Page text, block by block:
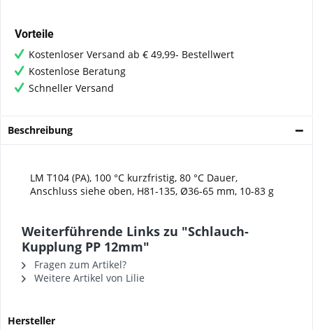
Vorteile
Kostenloser Versand ab € 49,99- Bestellwert
Kostenlose Beratung
Schneller Versand
Beschreibung
LM T104 (PA), 100 °C kurzfristig, 80 °C Dauer,
Anschluss siehe oben, H81-135, Ø36-65 mm, 10-83 g
Weiterführende Links zu "Schlauch-
Kupplung PP 12mm"
Fragen zum Artikel?
Weitere Artikel von Lilie
Hersteller